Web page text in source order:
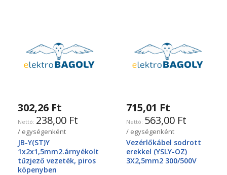
302,26 Ft
238,00 Ft
/ egységenként
JB-Y(ST)Y
1x2x1,5mm2.árnyékolt
tűzjező vezeték, piros
köpenyben
715,01 Ft
563,00 Ft
/ egységenként
Vezérlőkábel sodrott
erekkel (YSLY-OZ)
3X2,5mm2 300/500V